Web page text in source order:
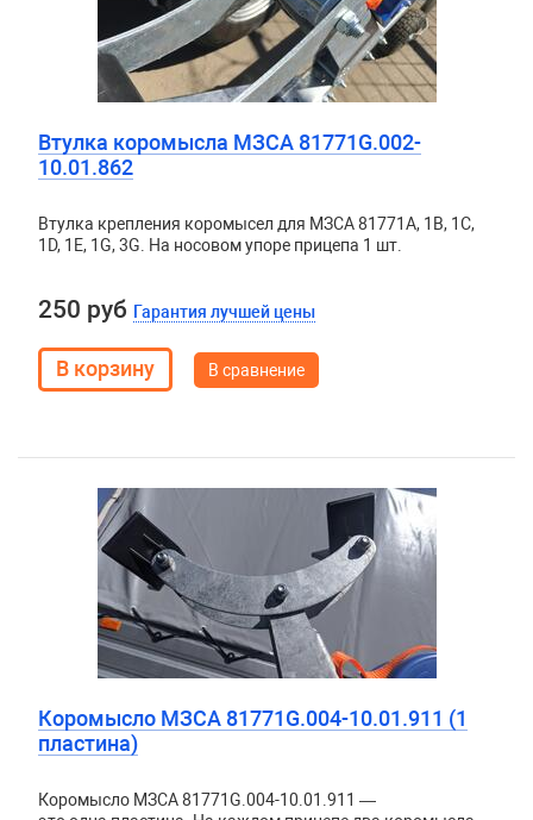
Втулка коромысла МЗСА 81771G.002-
10.01.862
Втулка крепления коромысел для МЗСА 81771А, 1В, 1С,
1D, 1Е, 1G, 3G. На носовом упоре прицепа 1 шт.
250 руб Гарантия лучшей цены
В сравнение
Коромысло МЗСА 81771G.004-10.01.911 (1
пластина)
Коромысло МЗСА 81771G.004-10.01.911 —